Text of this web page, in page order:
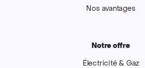
Nos avantages
Notre offre
Électricité & Gaz